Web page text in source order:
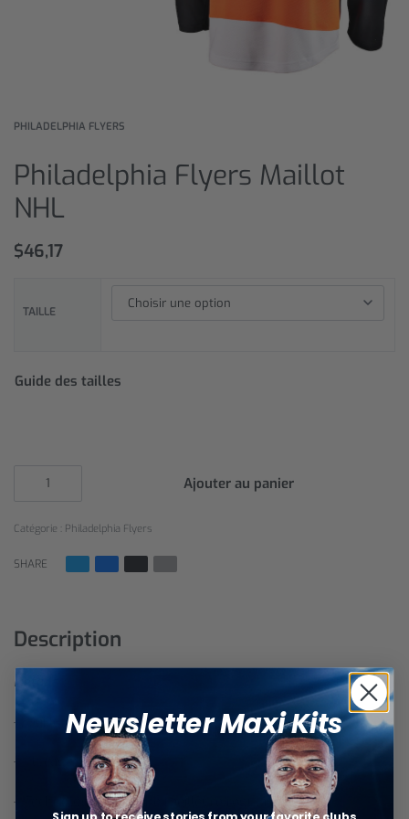
PHILADELPHIA FLYERS
Philadelphia Flyers Maillot
NHL
$46,17
TAILLE
Guide des tailles
Ajouter au panier
Catégorie : Philadelphia Flyers
SHARE
Description
Détails :
– Maillot officiel
– Flocages officiels
– Technologie pour une meilleure régulation de la
Newsletter Maxi Kits